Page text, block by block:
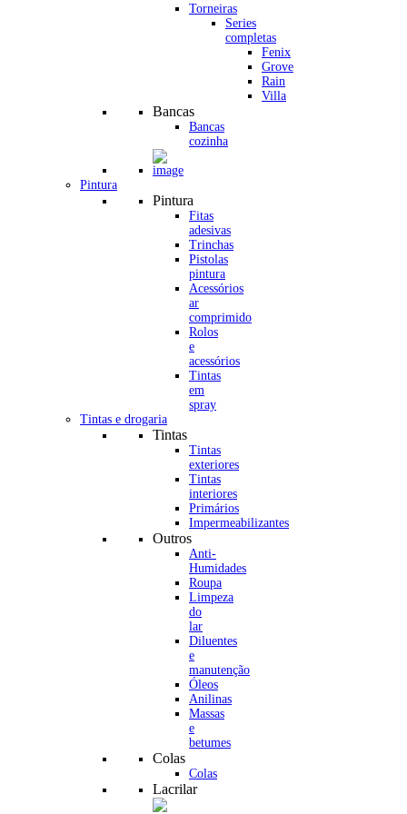
Torneiras
Series
completas
Fenix
Grove
Rain
Villa
Bancas
Bancas
cozinha
Pintura
Pintura
Fitas
adesivas
Trinchas
Pistolas
pintura
Acessórios
ar
comprimido
Rolos
e
acessórios
Tintas
em
spray
Tintas e drogaria
Tintas
Tintas
exteriores
Tintas
interiores
Primários
Impermeabilizantes
Outros
Anti-
Humidades
Roupa
Limpeza
do
lar
Diluentes
e
manutenção
Óleos
Anilinas
Massas
e
betumes
Colas
Colas
Lacrilar